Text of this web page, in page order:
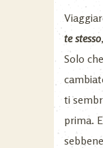
te stesso
Solo
ti
prima.